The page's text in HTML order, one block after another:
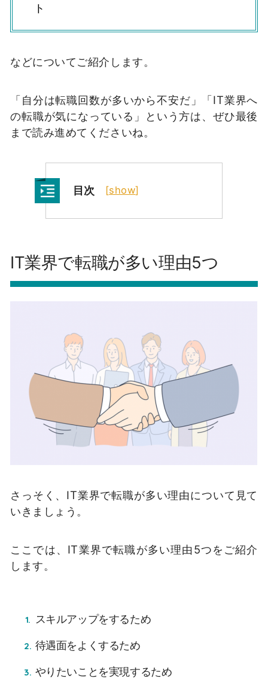
ト
などについてご紹介します。
「自分は転職回数が多いから不安だ」「IT業界へ
の転職が気になっている」という方は、ぜひ最後
まで読み進めてくださいね。
目次 [show]
IT業界で転職が多い理由5つ
さっそく、IT業界で転職が多い理由について見て
いきましょう。
ここでは、IT業界で転職が多い理由5つをご紹介
します。
スキルアップをするため
待遇面をよくするため
やりたいことを実現するため